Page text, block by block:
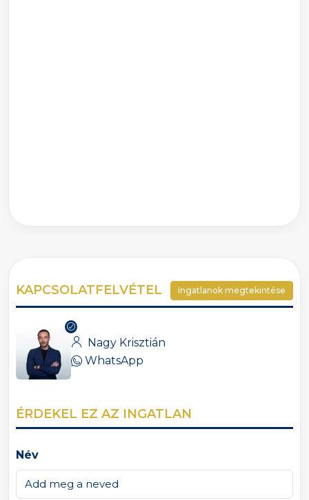
KAPCSOLATFELVÉTEL Ingatlanok megtekintése
Nagy Krisztián
WhatsApp
ÉRDEKEL EZ AZ INGATLAN
Név